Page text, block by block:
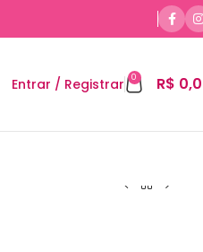
Entrar / Registrar 0 R$